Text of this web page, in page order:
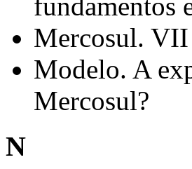
fundamentos
Mercosul.
Modelo. A
Mercosul?
N